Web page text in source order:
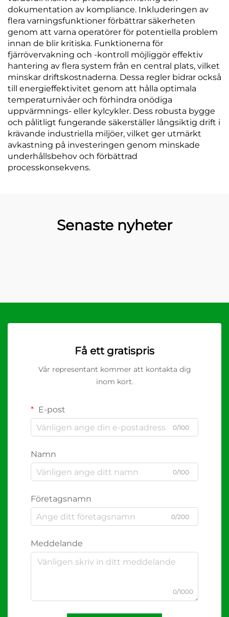
dokumentation av kompliance. Inkluderingen av
flera varningsfunktioner förbättrar säkerheten
genom att varna operatörer för potentiella problem
innan de blir kritiska. Funktionerna för
fjärrövervakning och -kontroll möjliggör effektiv
hantering av flera system från en central plats, vilket
minskar driftskostnaderna. Dessa regler bidrar också
till energieffektivitet genom att hålla optimala
temperaturnivåer och förhindra onödiga
uppvärmnings- eller kylcykler. Dess robusta bygge
och pålitligt fungerande säkerställer långsiktig drift i
krävande industriella miljöer, vilket ger utmärkt
avkastning på investeringen genom minskade
underhållsbehov och förbättrad
processkonsekvens.
Senaste nyheter
Få ett gratispris
Vår representant kommer att kontakta dig
inom kort.
E-post
0/100
Namn
0/100
Företagsnamn
0/200
Meddelande
0/1000